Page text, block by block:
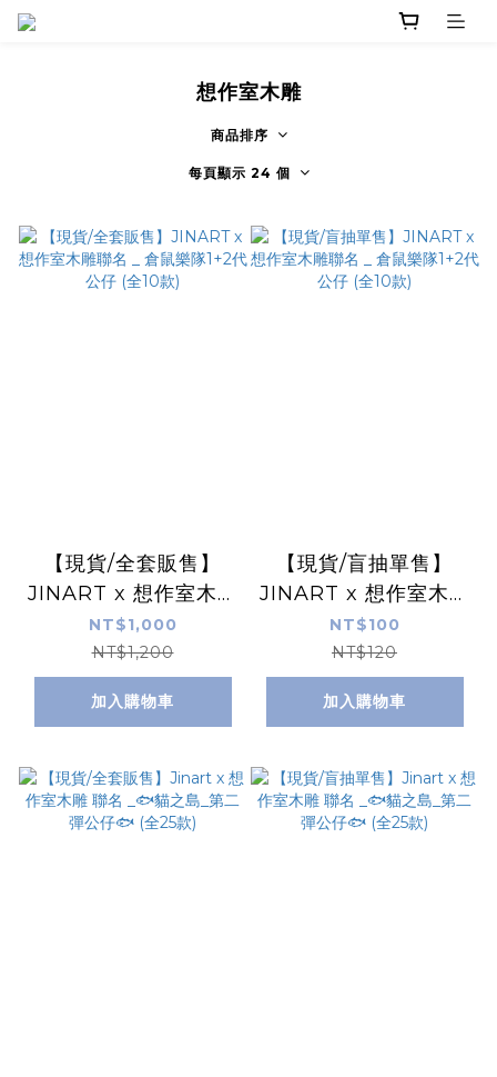
想作室木雕
商品排序
每頁顯示 24 個
【現貨/全套販售】
JINART x 想作室木雕
聯名 _ 倉鼠樂隊1+2代
公仔 (全10款)
NT$1,000
NT$1,200
加入購物車
【現貨/盲抽單售】
JINART x 想作室木雕
聯名 _ 倉鼠樂隊1+2代
公仔 (全10款)
NT$100
NT$120
加入購物車